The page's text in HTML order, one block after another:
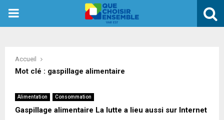
PRIMARY
Accueil
Mot clé : gaspillage alimentaire
Alimentation Consommation
Gaspillage alimentaire La lutte a lieu aussi sur Internet